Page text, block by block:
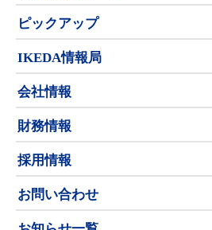
ピックアップ
IKEDA情報局
会社情報
財務情報
採用情報
お問い合わせ